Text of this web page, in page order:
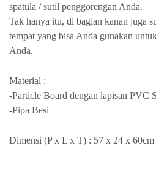
spatula / sutil penggorengan Anda.
Tak hanya itu, di bagian kanan juga
tempat yang bisa Anda gunakan
Anda.
Material :
-Particle Board dengan lapisan PVC
-Pipa Besi
Dimensi (P x L x T) : 57 x 24 x 60cm